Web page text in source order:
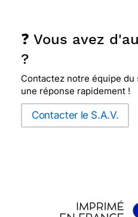
❓ Vous avez
?
Contactez notre équipe
une réponse rapidement !
Contacter le S.A.V.